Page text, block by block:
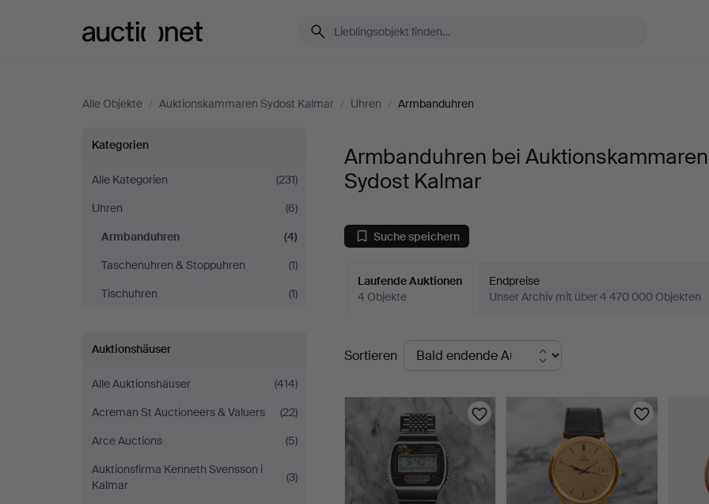
Alle Objekte / Auktionskammaren Sydost Kalmar / Uhren / Armbanduhren
Armbanduhren
bei
Auktionskammaren
Sydost
Kalmar
Kategorien
Alle Kategorien
(231)
Uhren
(6)
Armbanduhren
(4)
Taschenuhren & Stoppuhren
(1)
Tischuhren
(1)
Auktionshäuser
Alle Auktionshäuser
(414)
Acreman St Auctioneers & Valuers
(22)
Arce Auctions
(5)
Auktionsfirma Kenneth Svensson i
Kalmar
(3)
Armbanduhren bei Auktionskammaren
Sydost Kalmar
Suche speichern
Laufende Auktionen
4 Objekte
Endpreise
Unser Archiv mit über 4 470 000 Objekten
Laufende
Auktionen
Sortieren